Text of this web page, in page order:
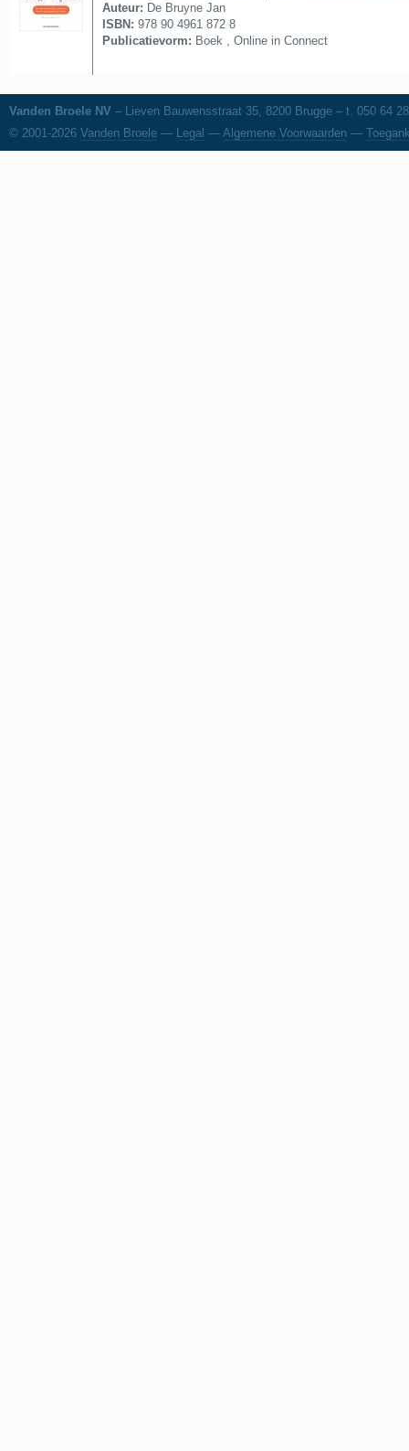
Auteur: De Bruyne Jan
ISBN: 978 90 4961 872 8
Publicatievorm: Boek , Online in Connect
Vanden Broele NV – Lieven Bauwensstraat 35, 8200 Brugge – t. 050 64
© 2001-2026 Vanden Broele — Legal — Algemene Voorwaarden —